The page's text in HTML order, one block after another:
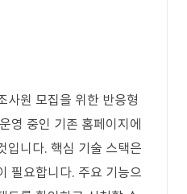
사원 모집을 위한 반응형
영 중인 기존 홈페이지에
입니다. 핵심 기술 스택은
필요합니다. 주요 기능으